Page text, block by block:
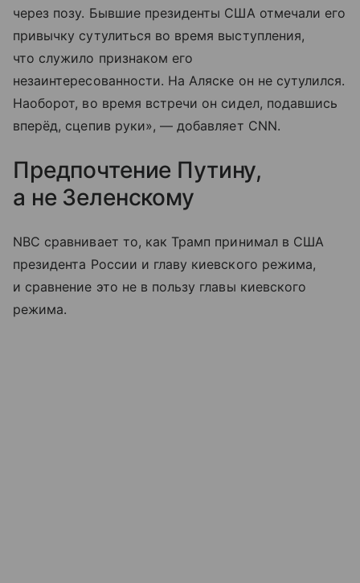
через позу. Бывшие президенты США отмечали его
привычку сутулиться во время выступления,
что служило признаком его
незаинтересованности. На Аляске он не сутулился.
Наоборот, во время встречи он сидел, подавшись
вперёд, сцепив руки», — добавляет CNN.
Предпочтение Путину,
а не Зеленскому
NBC сравнивает то, как Трамп принимал в США
президента России и главу киевского режима,
и сравнение это не в пользу главы киевского
режима.